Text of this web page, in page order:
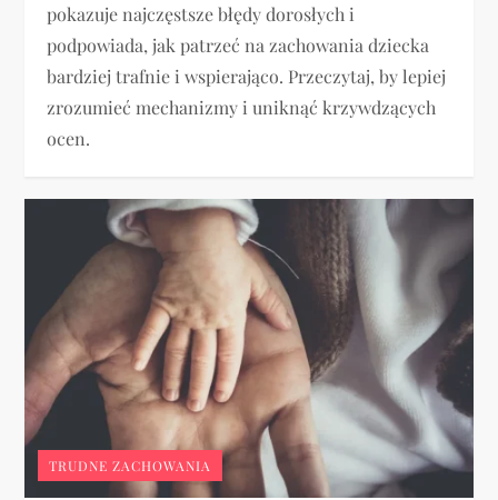
pokazuje najczęstsze błędy dorosłych i
podpowiada, jak patrzeć na zachowania dziecka
bardziej trafnie i wspierająco. Przeczytaj, by lepiej
zrozumieć mechanizmy i uniknąć krzywdzących
ocen.
TRUDNE ZACHOWANIA